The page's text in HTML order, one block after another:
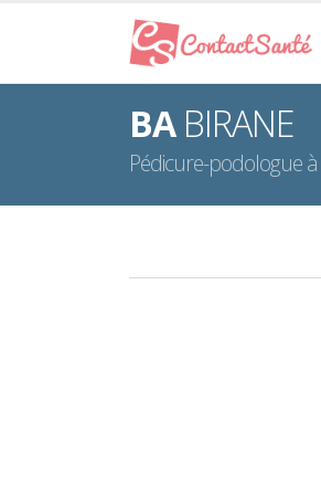
BABIRANE
Pédicure-podologue